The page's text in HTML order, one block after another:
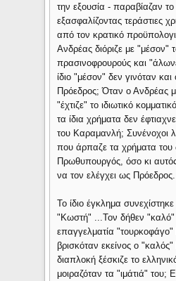
την εξουσία - παραβίαζαν
εξασφαλίζοντας τεράστιες
από τον κρατικό
Ανδρέας διόριζε με "μέσον"
πρασινοφρουρούς και
ίδιο "μέσον" δεν γινόταν
Πρόεδρος; Όταν ο Ανδρέας
"έχτιζε" το ιδιωτικό
τα ίδια χρήματα δεν
του Καραμανλή; Συνένοχοι
που άρπαζε τα χρήματα του
Πρωθυπουργός, όσο κι
να τον ελέγχει ως Πρόεδρος.
Το ίδιο έγκλημα
"Κωστή" ...Τον δήθεν "καλό"
επαγγελματία
βρισκόταν εκείνος ο
διαπλοκή ξέσκιζε το
μοιραζόταν τα "ιμάτιά" του;